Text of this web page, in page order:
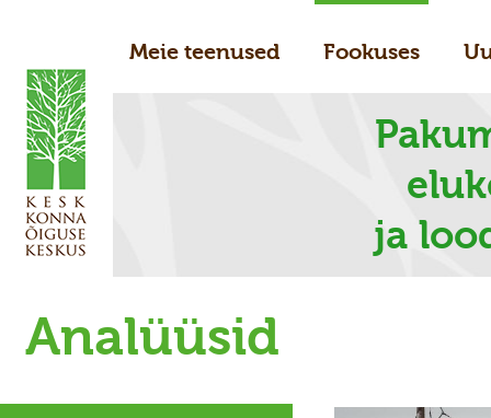
Meie teenused Fookuses
ja
Analüüsid